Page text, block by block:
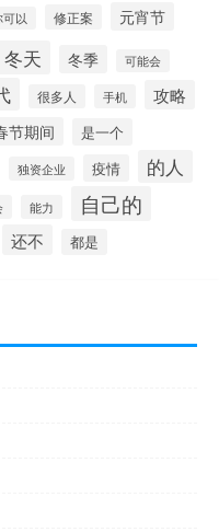
可以 修正案 元宵节
冬天 冬季 可能会
很多人 手机 攻略
节期间 是一个
独资企业 疫情 的人
能力 自己的
还不 都是